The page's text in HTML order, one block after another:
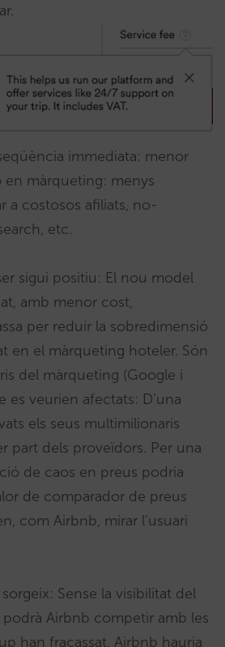
immediata: menor
en màrqueting: menys
a costosos afiliats, no-
etc.
sigui positiu: El nou model
amb menor cost,
per reduir la sobredimensió
en el màrqueting hoteler. Són
del màrqueting (Google i
es veurien afectats: D’una
els seus multimilionaris
part dels proveïdors. Per una
de caos en preus podria
de comparador de preus
com Airbnb, mirar l’usuari
Sense la visibilitat del
Airbnb competir amb les
han fracassat. Airbnb hauria